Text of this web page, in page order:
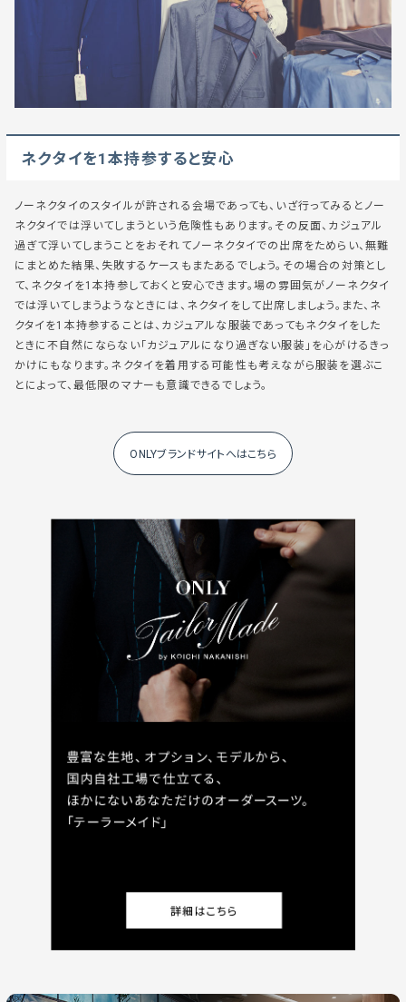
ネクタイを1本持参すると安心
ノーネクタイのスタイルが許される会場であっても、いざ行ってみるとノー
ネクタイでは浮いてしまうという危険性もあります。その反面、カジュアル
過ぎて浮いてしまうことをおそれてノーネクタイでの出席をためらい、無難
にまとめた結果、失敗するケースもまたあるでしょう。その場合の対策とし
て、ネクタイを1本持参しておくと安心できます。場の雰囲気がノーネクタイ
では浮いてしまうようなときには、ネクタイをして出席しましょう。また、ネ
クタイを1本持参することは、カジュアルな服装であってもネクタイをした
ときに不自然にならない「カジュアルになり過ぎない服装」を心がけるきっ
かけにもなります。ネクタイを着用する可能性も考えながら服装を選ぶこ
とによって、最低限のマナーも意識できるでしょう。
ONLYブランドサイトへはこちら